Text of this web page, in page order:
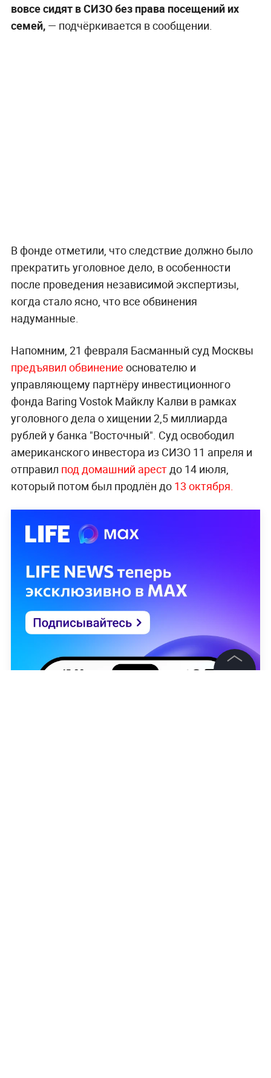
вовсе сидят в СИЗО без права посещений их
семей, — подчёркивается в сообщении.
В фонде отметили, что следствие должно было
прекратить уголовное дело, в особенности
после проведения независимой экспертизы,
когда стало ясно, что все обвинения
надуманные.
Напомним, 21 февраля Басманный суд Москвы
предъявил обвинение основателю и
управляющему партнёру инвестиционного
фонда Baring Vostok Майклу Калви в рамках
уголовного дела о хищении 2,5 миллиарда
рублей у банка "Восточный". Суд освободил
американского инвестора из СИЗО 11 апреля и
отправил под домашний арестдо 14 июля,
который потом был продлён до 13 октября.